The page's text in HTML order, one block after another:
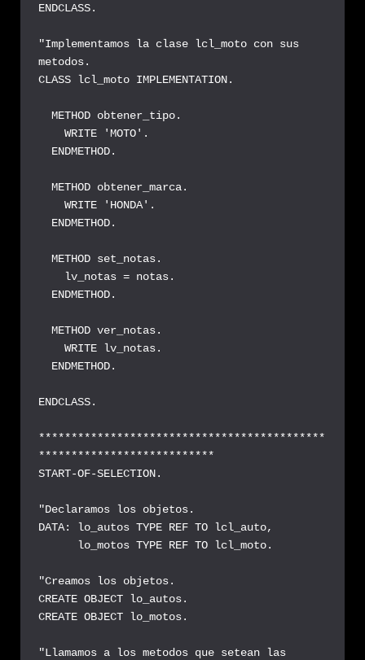
ENDCLASS.
"Implementamos la clase lcl_moto con sus
metodos.
CLASS lcl_moto IMPLEMENTATION.
  METHOD obtener_tipo.
    WRITE 'MOTO'.
  METHOD obtener_marca.
    WRITE 'HONDA'.
  METHOD set_notas.
  METHOD ver_notas.
    WRITE lv_notas.
ENDCLASS.
********************************************
***************************
START-OF-SELECTION.
"Declaramos los objetos.
DATA: lo_autos TYPE REF TO lcl_auto,
"Creamos los objetos.
CREATE OBJECT lo_autos.
CREATE OBJECT lo_motos.
"Llamamos a los metodos que setean las